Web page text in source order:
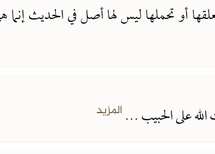
محرم ثم تعلقها أو تحملها ليس لها أصل في
على الحبيب ... المزيد